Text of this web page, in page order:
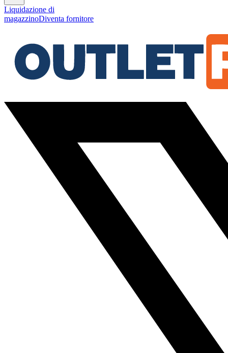
Liquidazione di
magazzinoDiventa fornitore